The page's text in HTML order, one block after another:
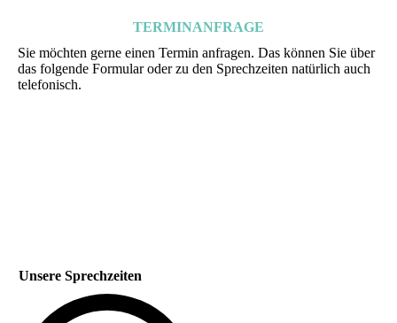
TERMINANFRAGE
Sie möchten gerne einen Termin anfragen. Das können Sie über
das folgende Formular oder zu den Sprechzeiten natürlich auch
telefonisch.
Unsere Sprechzeiten